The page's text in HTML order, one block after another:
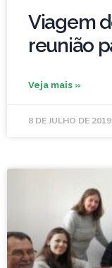
Viagem
reunião
Veja mais »
8 DE JULHO DE 2019